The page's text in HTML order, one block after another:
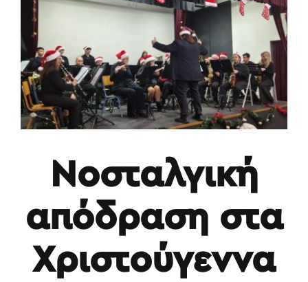
Larger
Image
Νοσταλγική
απόδραση στα
Χριστούγεννα